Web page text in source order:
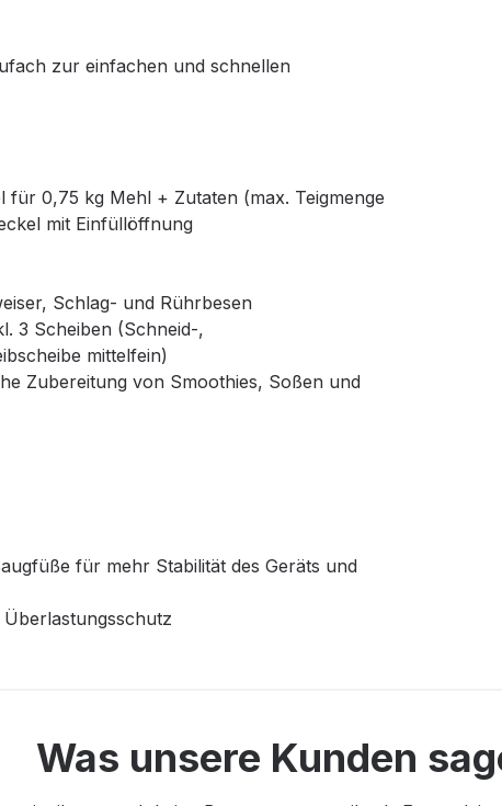
zur einfachen und schnellen
für 0,75 kg Mehl + Zutaten (max. Teigmenge
mit Einfüllöffnung
Schlag- und Rührbesen
3 Scheiben (Schneid-,
mittelfein)
Zubereitung von Smoothies, Soßen und
für mehr Stabilität des Geräts und
Was unsere Kunden